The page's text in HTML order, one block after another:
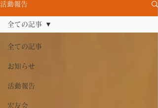
活動報告
全ての記事
お知らせ
活動報告
宏友会
全ての記事